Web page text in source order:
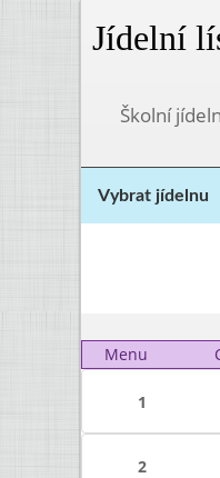
Jídelní
Školní
Vybrat jídelnu
Menu
1
2